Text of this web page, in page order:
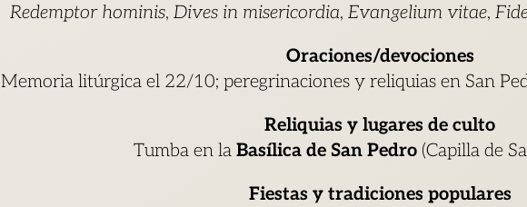
Redemptor hominis, Dives in misericordia, Evangelium vitae,
Oraciones/devociones
Memoria litúrgica el 22/10; peregrinaciones y reliquias en San
Reliquias y lugares de culto
Tumba en la Basílica de San Pedro(Capilla de
Fiestas y tradiciones populares